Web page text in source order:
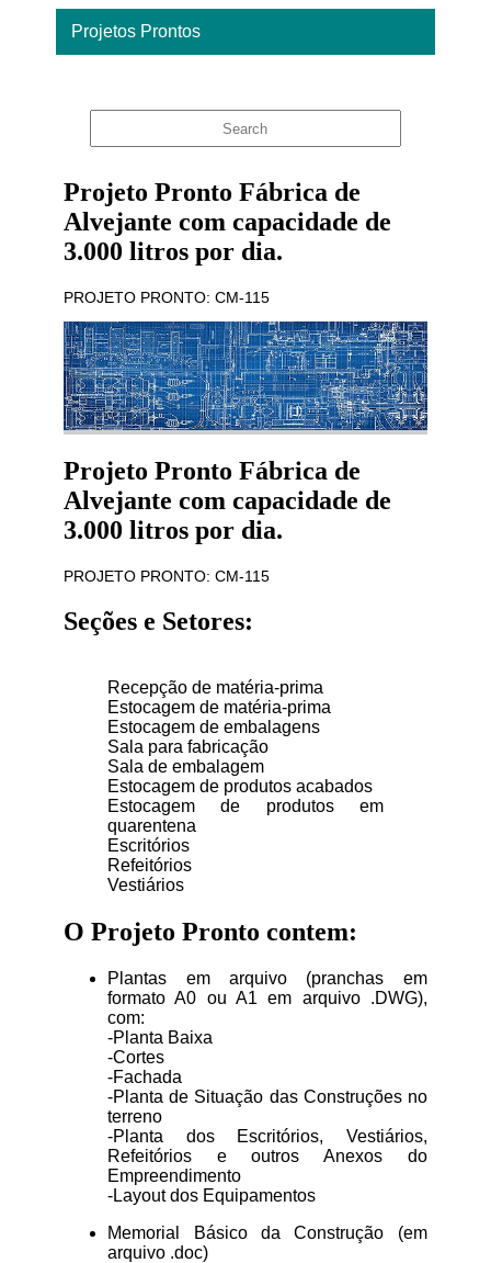
Projetos Prontos
Projeto Pronto Fábrica de
Alvejante com capacidade de
3.000 litros por dia.
PROJETO PRONTO: CM-115
Projeto Pronto Fábrica de
Alvejante com capacidade de
3.000 litros por dia.
PROJETO PRONTO: CM-115
Seções e Setores:
Recepção de matéria-prima
Estocagem de matéria-prima
Estocagem de embalagens
Sala para fabricação
Sala de embalagem
Estocagem de produtos acabados
Estocagem de produtos em
quarentena
Escritórios
Refeitórios
Vestiários
O Projeto Pronto contem:
Plantas em arquivo (pranchas em
formato A0 ou A1 em arquivo .DWG),
com:
-Planta Baixa
-Cortes
-Fachada
-Planta de Situação das Construções no
terreno
-Planta dos Escritórios, Vestiários,
Refeitórios e outros Anexos do
Empreendimento
-Layout dos Equipamentos
Memorial Básico da Construção (em
arquivo .doc)